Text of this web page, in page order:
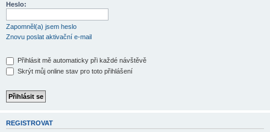
Heslo:
Zapomněl(a) jsem heslo
Znovu poslat aktivační e-mail
Přihlásit mě automaticky při každé návštěvě
Skrýt můj online stav pro toto přihlášení
REGISTROVAT